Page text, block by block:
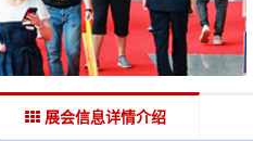
展会信息详情介绍